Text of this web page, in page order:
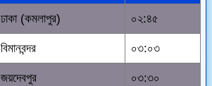
ঢাকা (কমলাপুর) ০২:৪৫
বিমানবন্দর ০৩:০৩
জয়দেবপুর ০৩:৩০